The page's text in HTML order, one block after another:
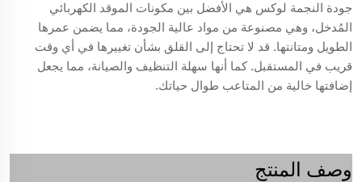
جودة النجمة لوكس هي الأفضل بين مكونات الموقد الكهربائي
المُدخل، وهي مصنوعة من مواد عالية الجودة، مما يضمن عمرها
الطويل ومتانتها. قد لا تحتاج إلى القلق بشأن تغييرها في أي وقت
قريب في المستقبل. كما أنها سهلة التنظيف والصيانة، مما يجعل
إضافتها خالية من المتاعب طوال حياتك.
وصف المنتج